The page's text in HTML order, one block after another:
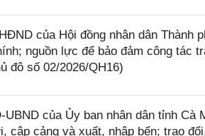
của Hội đồng nhân dân Thành
nguồn lực để bảo đảm công tác
đô số 02/2026/QH16)
của Ủy ban nhân dân tỉnh Cà
cập cảng và xuất, nhập bến; trao